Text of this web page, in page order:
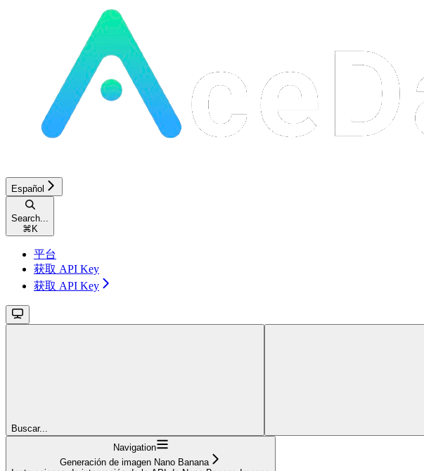
Español
Search...
⌘ K
平台
获取 API Key
获取 API Key
Buscar...
Navigation
Generación de imagen Nano Banana